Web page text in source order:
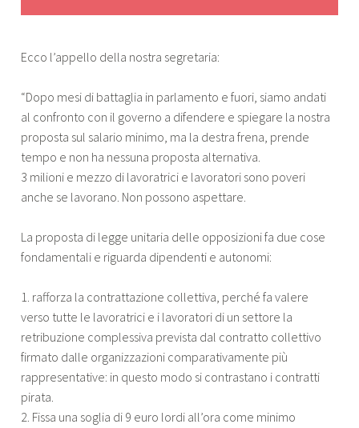
Ecco l’appello della nostra segretaria:
“Dopo mesi di battaglia in parlamento e fuori, siamo andati
al confronto con il governo a difendere e spiegare la nostra
proposta sul salario minimo, ma la destra frena, prende
tempo e non ha nessuna proposta alternativa.
3 milioni e mezzo di lavoratrici e lavoratori sono poveri
anche se lavorano. Non possono aspettare.
La proposta di legge unitaria delle opposizioni fa due cose
fondamentali e riguarda dipendenti e autonomi:
1. rafforza la contrattazione collettiva, perché fa valere
verso tutte le lavoratrici e i lavoratori di un settore la
retribuzione complessiva prevista dal contratto collettivo
firmato dalle organizzazioni comparativamente più
rappresentative: in questo modo si contrastano i contratti
pirata.
2. Fissa una soglia di 9 euro lordi all’ora come minimo